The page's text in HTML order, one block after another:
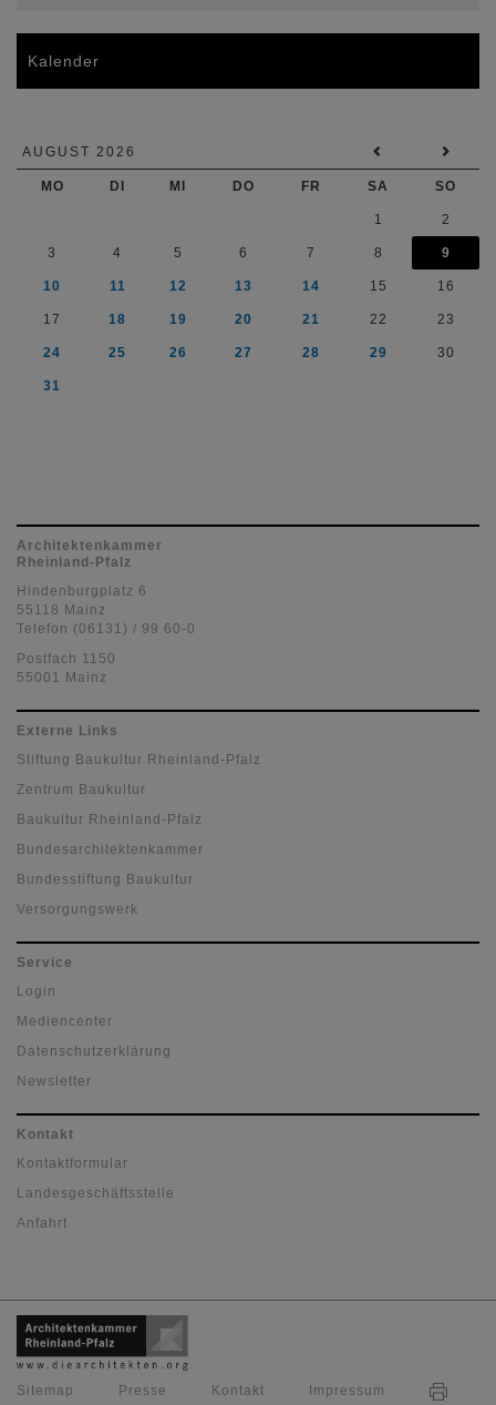
Kalender
AUGUST 2026
MO DI MI DO FR SA SO
1 2
3 4 5 6 7 8 9
10 11 12 13 14 15 16
17 18 19 20 21 22 23
24 25 26 27 28 29 30
31
Architektenkammer
Rheinland-Pfalz
Hindenburgplatz 6
55118 Mainz
Telefon (06131) / 99 60-0
Postfach 1150
55001 Mainz
Externe Links
Stiftung Baukultur Rheinland-Pfalz
Zentrum Baukultur
Baukultur Rheinland-Pfalz
Bundesarchitektenkammer
Bundesstiftung Baukultur
Versorgungswerk
Service
Login
Mediencenter
Datenschutzerklärung
Newsletter
Kontakt
Kontaktformular
Landesgeschäftsstelle
Anfahrt
Sitemap Presse Kontakt Impressum